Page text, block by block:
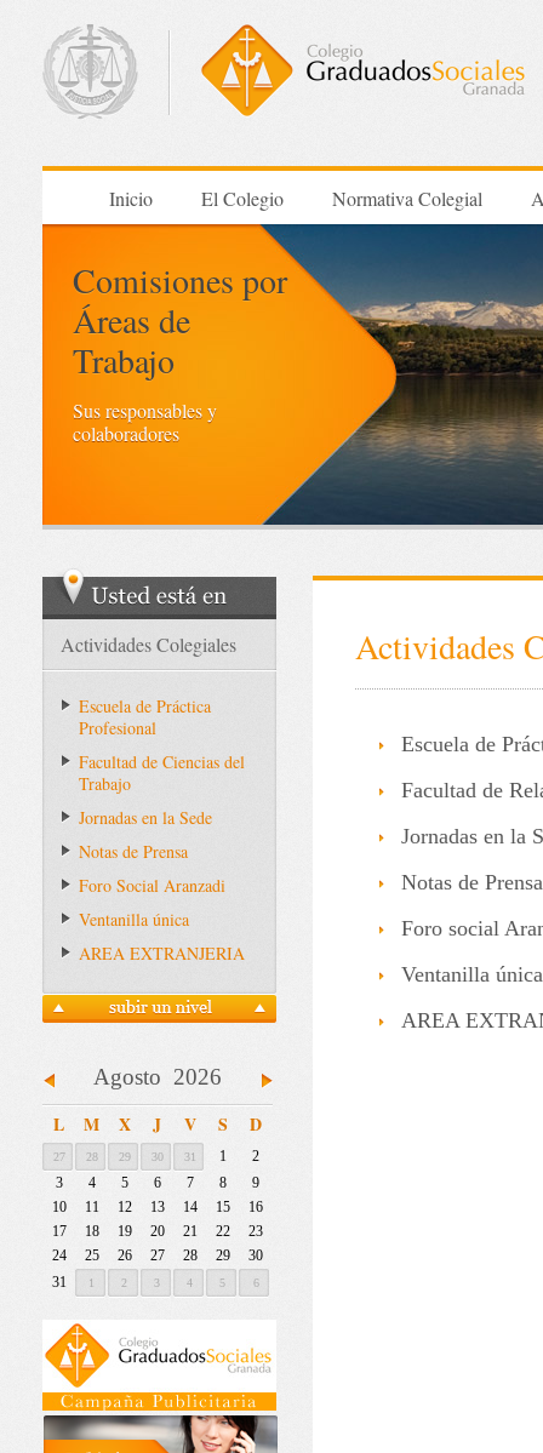
Inicio El Colegio Normativa Colegial
Comisiones por
Áreas de
Trabajo
Sus responsables y
colaboradores
Actividades Colegiales
Escuela de Práctica
Profesional
Facultad de Ciencias del
Trabajo
Jornadas en la Sede
Notas de Prensa
Foro Social Aranzadi
Ventanilla única
AREA EXTRANJERIA
Agosto 2026
L
M X J V S D
27 28 29 30 31 1
2
3
4 5 6 7 8
9
10
11 12 13 14 15
16
17
18 19 20 21 22
23
24
25 26 27 28 29
30
31
1 2 3 4 5 6
Actividades
Escuela de
Facultad de
Jornadas en la
Notas de Prensa
Foro social
Ventanilla única
AREA